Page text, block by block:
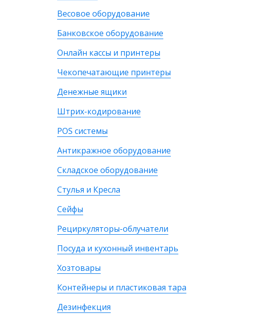
Весовое оборудование
Банковское оборудование
Онлайн кассы и принтеры
Чекопечатающие принтеры
Денежные ящики
Штрих-кодирование
POS системы
Антикражное оборудование
Складское оборудование
Стулья и Кресла
Сейфы
Рециркуляторы-облучатели
Посуда и кухонный инвентарь
Хозтовары
Контейнеры и пластиковая тара
Дезинфекция